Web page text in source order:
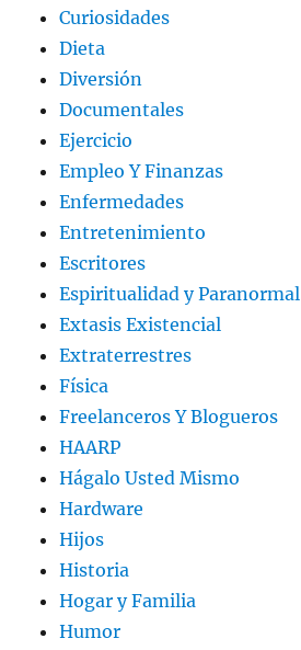
Curiosidades
Dieta
Diversión
Documentales
Ejercicio
Empleo Y Finanzas
Enfermedades
Entretenimiento
Escritores
Espiritualidad y Paranormal
Extasis Existencial
Extraterrestres
Física
Freelanceros Y Blogueros
HAARP
Hágalo Usted Mismo
Hardware
Hijos
Historia
Hogar y Familia
Humor